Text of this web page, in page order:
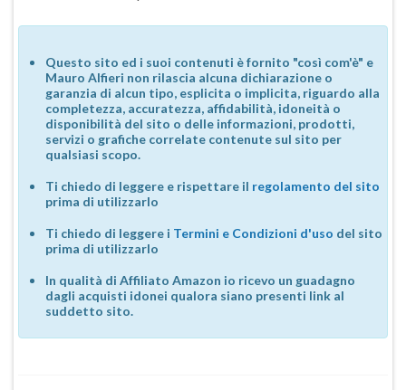
Questo sito ed i suoi contenuti è fornito "così com'è" e
Mauro Alfieri non rilascia alcuna dichiarazione o
garanzia di alcun tipo, esplicita o implicita, riguardo alla
completezza, accuratezza, affidabilità, idoneità o
disponibilità del sito o delle informazioni, prodotti,
servizi o grafiche correlate contenute sul sito per
qualsiasi scopo.
Ti chiedo di leggere e rispettare il regolamento del sito
prima di utilizzarlo
Ti chiedo di leggere i Termini e Condizioni d'uso del sito
prima di utilizzarlo
In qualità di Affiliato Amazon io ricevo un guadagno
dagli acquisti idonei qualora siano presenti link al
suddetto sito.